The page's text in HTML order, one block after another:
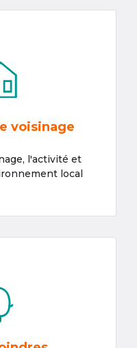
voisinage
l'activité et
local